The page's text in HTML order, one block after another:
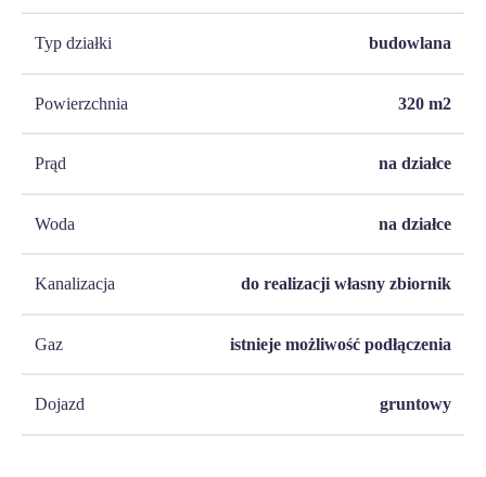
Typ działki budowlana
Powierzchnia 320 m2
Prąd na działce
Woda na działce
Kanalizacja do realizacji własny zbiornik
Gaz istnieje możliwość podłączenia
Dojazd gruntowy